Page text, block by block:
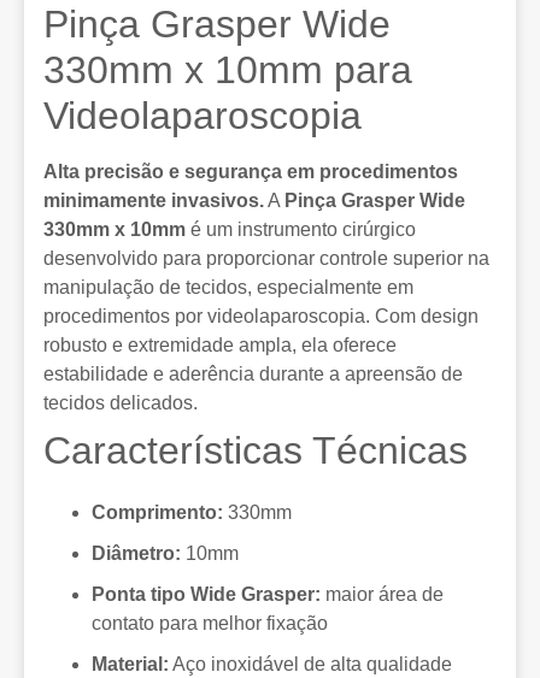
Pinça Grasper Wide
330mm x 10mm para
Videolaparoscopia
Alta precisão e segurança em procedimentos
minimamente invasivos.A Pinça Grasper Wide
330mm x 10mm é um instrumento cirúrgico
desenvolvido para proporcionar controle superior na
manipulação de tecidos, especialmente em
procedimentos por videolaparoscopia. Com design
robusto e extremidade ampla, ela oferece
estabilidade e aderência durante a apreensão de
tecidos delicados.
Características Técnicas
Comprimento: 330mm
Diâmetro: 10mm
Ponta tipo Wide Grasper: maior área de
contato para melhor fixação
Material: Aço inoxidável de alta qualidade